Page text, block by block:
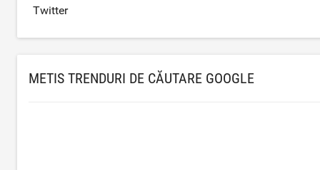
Twitter
METIS TRENDURI DE CĂUTARE GOOGLE